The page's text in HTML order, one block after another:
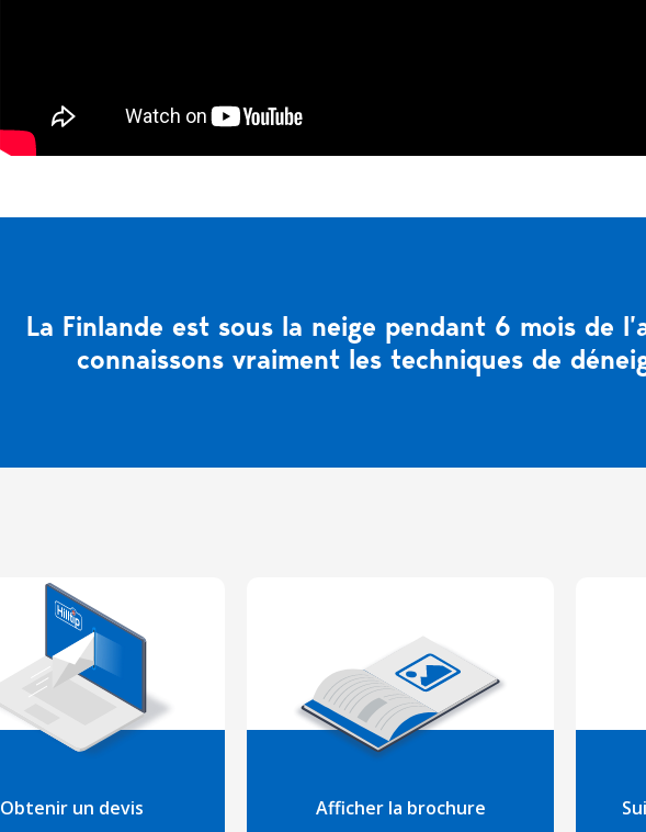
La Finlande est sous la neige pendant 6 mois de
connaissons vraiment les techniques de
Afficher la brochure
Obtenir un devis